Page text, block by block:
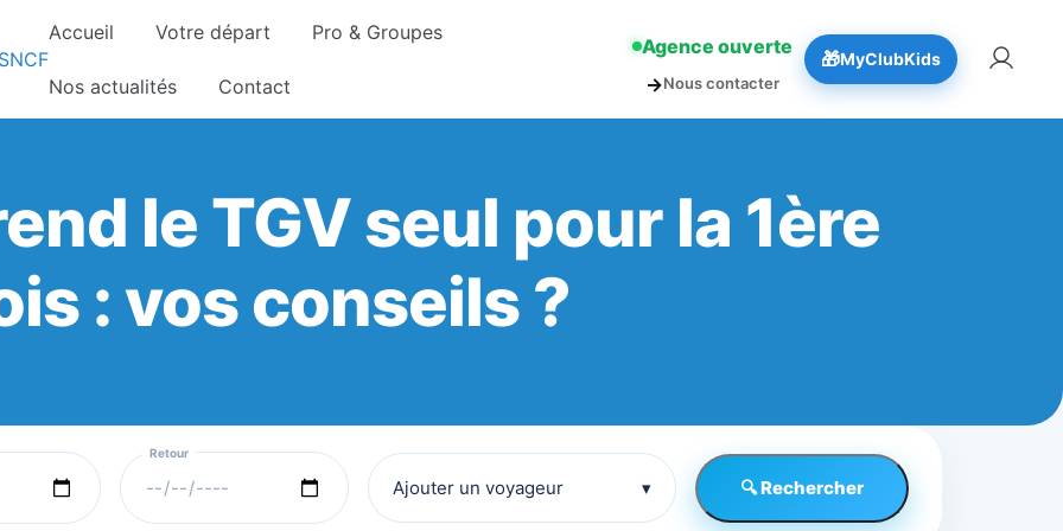
Accueil Votre départ Pro & Groupes
Nos actualités Contact
Agence ouverte
→Nous contacter
🎁MyClubKids
le TGV seul pour la 1ère
: vos conseils ?
Ajouter un voyageur ▾ 🔍 Rechercher
sont pris d’assaut. Réservez dès maintenant ! 👉 Réserver